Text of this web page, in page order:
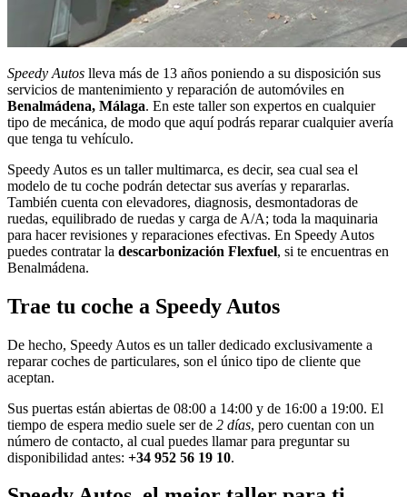
Speedy Autos lleva más de 13 años poniendo a su disposición sus
servicios de mantenimiento y reparación de automóviles en
Benalmádena, Málaga. En este taller son expertos en cualquier
tipo de mecánica, de modo que aquí podrás reparar cualquier avería
que tenga tu vehículo.
Speedy Autos es un taller multimarca, es decir, sea cual sea el
modelo de tu coche podrán detectar sus averías y repararlas.
También cuenta con elevadores, diagnosis, desmontadoras de
ruedas, equilibrado de ruedas y carga de A/A; toda la maquinaria
para hacer revisiones y reparaciones efectivas. En Speedy Autos
puedes contratar la descarbonización Flexfuel, si te encuentras en
Benalmádena.
Trae tu coche a Speedy Autos
De hecho, Speedy Autos es un taller dedicado exclusivamente a
reparar coches de particulares, son el único tipo de cliente que
aceptan.
Sus puertas están abiertas de 08:00 a 14:00 y de 16:00 a 19:00. El
tiempo de espera medio suele ser de 2 días, pero cuentan con un
número de contacto, al cual puedes llamar para preguntar su
disponibilidad antes: +34 952 56 19 10.